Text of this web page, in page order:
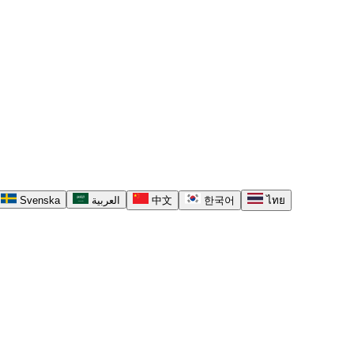
Svenska العربية 中文 한국어
ไทย